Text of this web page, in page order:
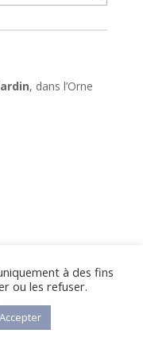
, dans l’Orne
Ma Boîte sur le
à des fins
ou les refuser.
Accepter